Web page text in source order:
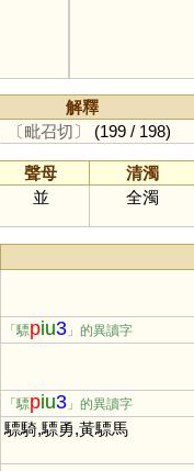
解釋
〔毗召切〕 (199 / 198)
聲母 清濁
並
全濁
「驃piu3 」的異讀字
「驃piu3 」的異讀字
驃騎,驃勇,黃驃馬